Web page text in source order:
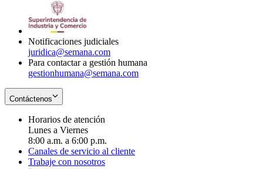
Notificaciones judiciales
juridica@semana.com
Para contactar a gestión humana
gestionhumana@semana.com
Contáctenos
Horarios de atención
Lunes a Viernes
8:00 a.m. a 6:00 p.m.
Canales de servicio al cliente
Trabaje con nosotros